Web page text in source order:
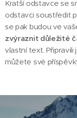
Kratší odstavce se
odstavci soustředit
se pak budou ve
zvýraznit důležité
vlastní text. Připravili
můžete své